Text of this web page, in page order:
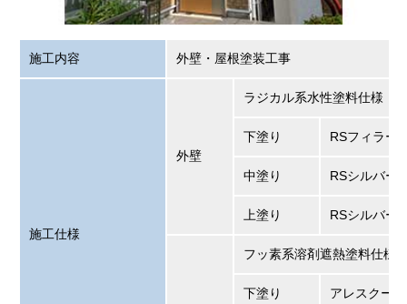
施工内容 外壁・屋根塗装工事
施工仕様
外壁
ラジカル系水性塗料仕様
下塗り RSフィラー
中塗り RSシルバー
上塗り RSシルバー
フッ素系溶剤遮熱塗料仕様
下塗り アレスクー